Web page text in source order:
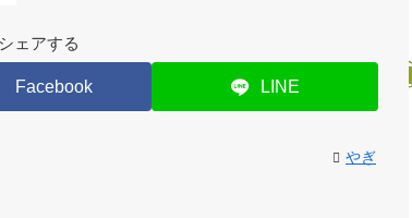
シェアする
Facebook LINE
やぎ